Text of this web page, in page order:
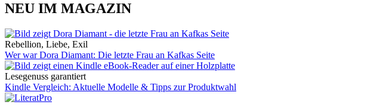
NEU IM MAGAZIN
Rebellion, Liebe, Exil
Wer war Dora Diamant: Die letzte Frau an Kafkas Seite
Lesegenuss garantiert
Kindle Vergleich: Aktuelle Modelle & Tipps zur Produktwahl